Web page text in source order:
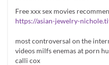
Free xxx sex movies
https://asian-jewelry-
most controversal on the
videos milfs enemas at porn
calli cox